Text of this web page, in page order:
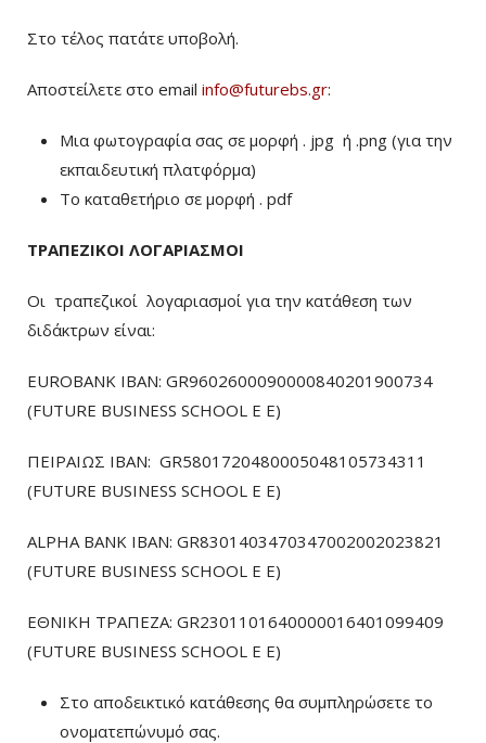
Στο τέλος πατάτε υποβολή.
Αποστείλετε στο email info@futurebs.gr:
Μια φωτογραφία σας σε μορφή . jpg ή .png (για την
εκπαιδευτική πλατφόρμα)
To καταθετήριο σε μορφή . pdf
ΤΡΑΠΕΖΙΚΟΙ ΛΟΓΑΡΙΑΣΜΟΙ
Οι τραπεζικοί λογαριασμοί για την κατάθεση των
διδάκτρων είναι:
EUROBANK IBAN: GR9602600090000840201900734
(FUTURE BUSINESS SCHOOL E E)
ΠΕΙΡΑΙΩΣ ΙΒΑΝ: GR5801720480005048105734311
(FUTURE BUSINESS SCHOOL E E)
ALPHA BANK IBAN: GR8301403470347002002023821
(FUTURE BUSINESS SCHOOL E E)
ΕΘΝΙΚΗ ΤΡΑΠΕΖΑ: GR2301101640000016401099409
(FUTURE BUSINESS SCHOOL E E)
Στο αποδεικτικό κατάθεσης θα συμπληρώσετε το
ονοματεπώνυμό σας.